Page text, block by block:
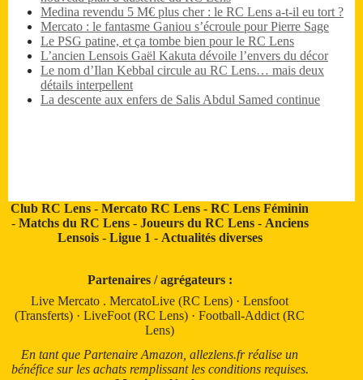
Medina revendu 5 M€ plus cher : le RC Lens a-t-il eu tort ?
Mercato : le fantasme Ganiou s’écroule pour Pierre Sage
Le PSG patine, et ça tombe bien pour le RC Lens
L’ancien Lensois Gaël Kakuta dévoile l’envers du décor
Le nom d’Ilan Kebbal circule au RC Lens… mais deux
détails interpellent
La descente aux enfers de Salis Abdul Samed continue
Club RC Lens -Mercato RC Lens -RC Lens Féminin
- Matchs du RC Lens- Joueurs du RC Lens- Anciens
Lensois- Ligue 1 - Actualités diverses
Partenaires / agrégateurs :
Live Mercato .MercatoLive (RC Lens) ·Lensfoot
(Transferts) ·LiveFoot (RC Lens) ·Football-Addict (RC
Lens)
En tant que Partenaire Amazon, allezlens.fr réalise un
bénéfice sur les achats remplissant les conditions requises.